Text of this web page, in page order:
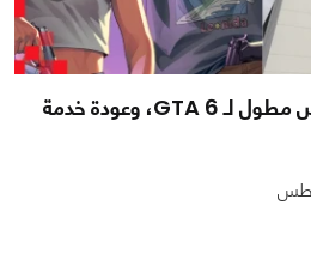
ملخص الأسبوع| استعراض مطول لـ GTA 6، وعودة خدمة